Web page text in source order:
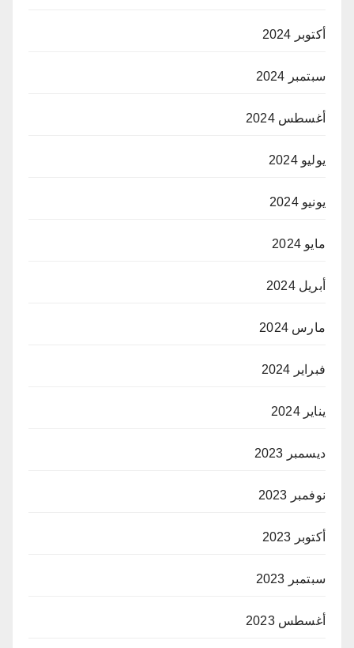
أكتوبر 2024
سبتمبر 2024
أغسطس 2024
يوليو 2024
يونيو 2024
مايو 2024
أبريل 2024
مارس 2024
فبراير 2024
يناير 2024
ديسمبر 2023
نوفمبر 2023
أكتوبر 2023
سبتمبر 2023
أغسطس 2023